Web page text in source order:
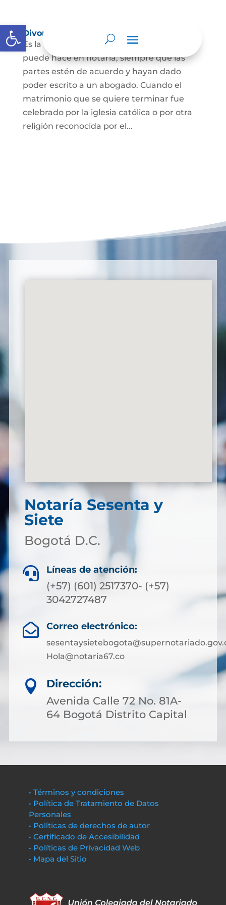
Abrir barra de herramientas
Divorcio
Es la terminación del Matrimonio Civil y se
puede hace en notaría, siempre que las
partes estén de acuerdo y hayan dado
poder escrito a un abogado. Cuando el
matrimonio que se quiere terminar fue
celebrado por la iglesia católica o por otra
religión reconocida por el...
Notaría Sesenta y
Siete
Bogotá D.C.
 Líneas de atención:
(+57) (601) 2517370- (+57)
3042727487
 Correo electrónico:
Hola@notaria67.co

Dirección:
Avenida Calle 72 No. 81A-
64 Bogotá Distrito Capital
• Términos y condiciones
• Política de Tratamiento de Datos
Personales
• Políticas de derechos de autor
• Certificado de Accesibilidad
• Políticas de Privacidad Web
• Mapa del Sitio